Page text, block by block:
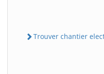
Trouver chantier